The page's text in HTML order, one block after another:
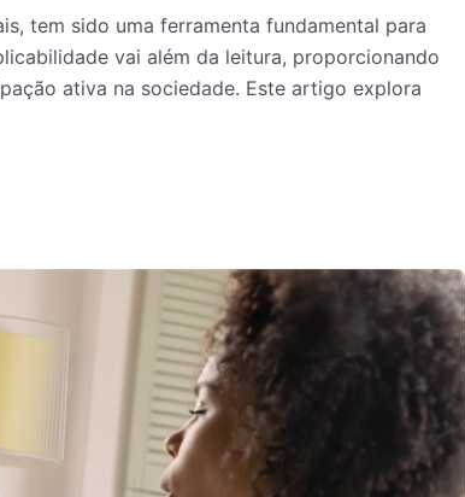
tem sido uma ferramenta fundamental para
vai além da leitura, proporcionando
ativa na sociedade. Este artigo explora